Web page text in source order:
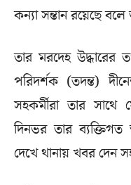
কন্যা সন্তান রয়েছে বলে
তার মরদেহ উদ্ধারের
পরিদর্শক (তদন্ত)
সহকর্মীরা তার
দিনভর তার
দেখে থানায় খবর দেন